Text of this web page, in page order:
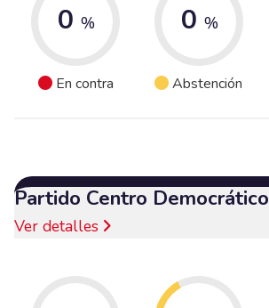
0 %
En contra
0 %
Abstención
Partido Centro Democrático
Ver detalles